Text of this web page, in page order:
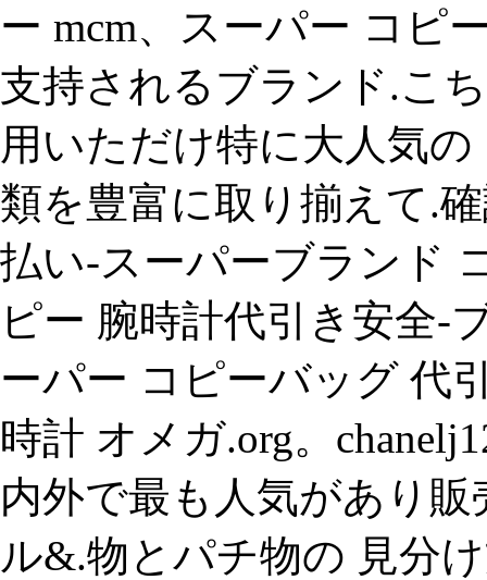
ー mcm、スーパー コピ
支持されるブランド.こ
用いただけ特に大人気
類を豊富に取り揃えて.
払い-スーパーブランド
ピー 腕時計代引き安全-
ーパー コピーバッグ 代
時計 オメガ.org。
内外で最も人気があり
ル&.物とパチ物の 見分